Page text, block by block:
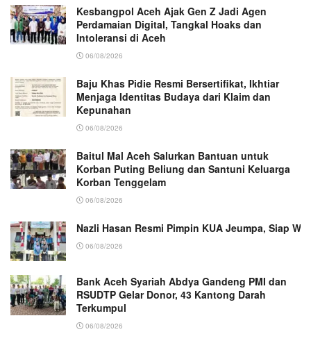
Kesbangpol Aceh Ajak Gen Z Jadi Agen
Perdamaian Digital, Tangkal Hoaks dan
Intoleransi di Aceh
06/08/2026
Baju Khas Pidie Resmi Bersertifikat, Ikhtiar
Menjaga Identitas Budaya dari Klaim dan
Kepunahan
06/08/2026
Baitul Mal Aceh Salurkan Bantuan untuk
Korban Puting Beliung dan Santuni Keluarga
Korban Tenggelam
06/08/2026
Nazli Hasan Resmi Pimpin KUA Jeumpa, Siap
06/08/2026
Bank Aceh Syariah Abdya Gandeng PMI dan
RSUDTP Gelar Donor, 43 Kantong Darah
Terkumpul
06/08/2026